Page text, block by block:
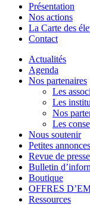
Présentation
Nos actions
La Carte des
Contact
Actualités
Agenda
Nos partenaires
Les
Les
Nos
Les
Nous soutenir
Petites annonces
Revue de presse
Bulletin
Boutique
OFFRES
Ressources